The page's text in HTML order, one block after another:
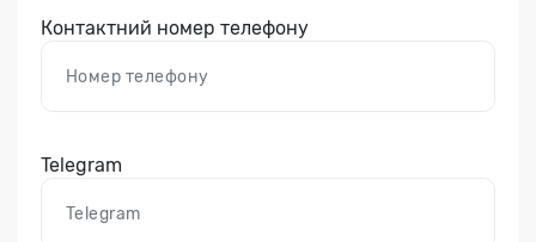
Контактний номер телефону
Telegram